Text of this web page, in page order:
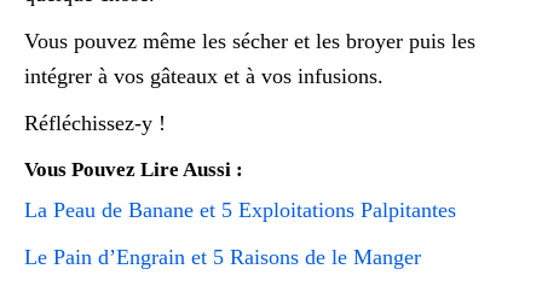
Vous pouvez même les sécher et les broyer puis les
intégrer à vos gâteaux et à vos infusions.
Réfléchissez-y !
Vous Pouvez Lire Aussi :
La Peau de Banane et 5 Exploitations Palpitantes
Le Pain d’Engrain et 5 Raisons de le Manger